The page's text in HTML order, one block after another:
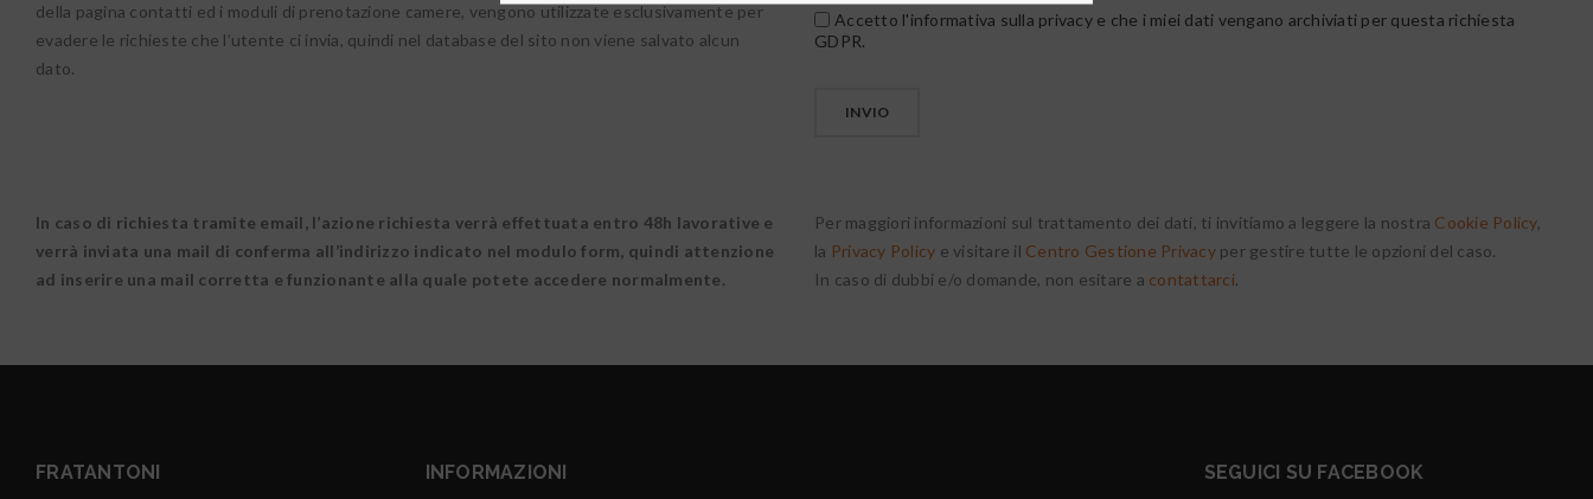
della pagina contatti ed i moduli di prenotazione camere, vengono utilizzate esclusivamente per
evadere le richieste che l’utente ci invia, quindi nel database del sito non viene salvato alcun
dato.
Accetto l'informativa sulla privacy e che i miei dati vengano archiviati per questa richiesta
GDPR.
In caso di richiesta tramite email, l’azione richiesta verrà effettuata entro 48h lavorative e
verrà inviata una mail di conferma all’indirizzo indicato nel modulo form, quindi attenzione
ad inserire una mail corretta e funzionante alla quale potete accedere normalmente.
Per maggiori informazioni sul trattamento dei dati, ti invitiamo a leggere la nostra Cookie Policy,
la Privacy Policy e visitare il Centro Gestione Privacyper gestire tutte le opzioni del caso.
In caso di dubbi e/o domande, non esitare a contattarci.
FRATANTONI INFORMAZIONI SEGUICI SU FACEBOOK